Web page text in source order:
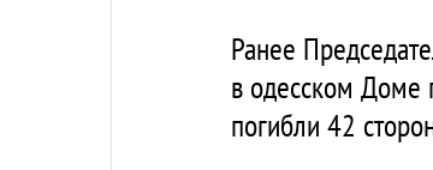
Ранее
в одесском Доме
погибли 42